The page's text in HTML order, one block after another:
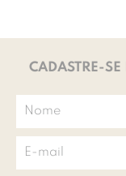
CADASTRE-SE